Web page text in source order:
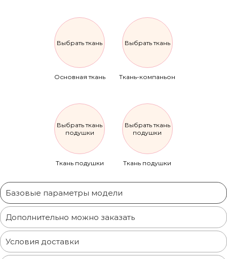
Выбрать ткань
Основная ткань
Выбрать ткань
Ткань-компаньон
Выбрать ткань
подушки
Ткань подушки
Выбрать ткань
подушки
Ткань подушки
Базовые параметры модели
Дополнительно можно заказать
Условия доставки